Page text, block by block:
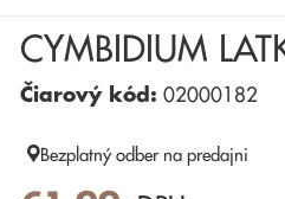
CYMBIDIUM
Čiarový kód: 02000182
Bezplatný odber na predajni